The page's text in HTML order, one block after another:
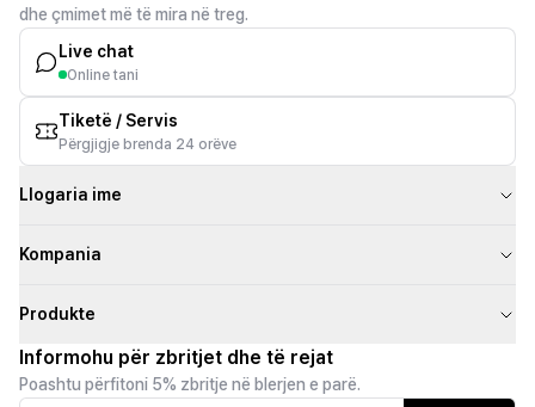
dhe çmimet më të mira në treg.
Live chat
Online tani
Tiketë / Servis
Përgjigje brenda 24 orëve
Llogaria ime
Kompania
Produkte
Informohu për zbritjet dhe të rejat
Poashtu përfitoni 5% zbritje në blerjen e parë.